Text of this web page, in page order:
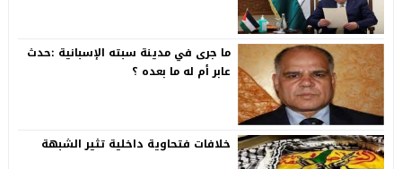
ما جرى في مدينة سبته الإسبانية :حدث
عابر أم له ما بعده ؟
خلافات فتحاوية داخلية تثير الشبهة